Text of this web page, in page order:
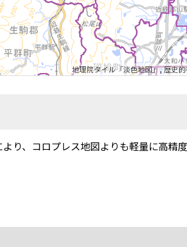
地理院タイル「淡色地図」,歴史
り、コロプレス地図よりも軽量に高精